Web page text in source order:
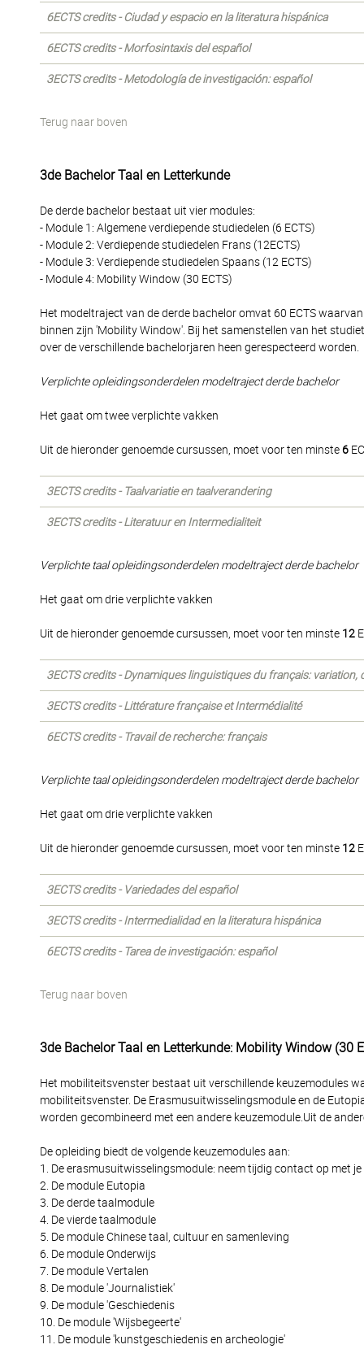
6ECTS credits - Ciudad y espacio en la literatura hispánica
6ECTS credits - Morfosintaxis del español
3ECTS credits - Metodología de investigación: español
Terug naar boven
3de Bachelor Taal en Letterkunde
De derde bachelor bestaat uit vier modules:
- Module 1: Algemene verdiepende studiedelen (6 ECTS)
- Module 2: Verdiepende studiedelen Frans (12ECTS)
- Module 3: Verdiepende studiedelen Spaans (12 ECTS)
- Module 4: Mobility Window (30 ECTS)
Het modeltraject van de derde bachelor omvat 60 ECTS
binnen zijn 'Mobility Window'. Bij het samenstellen van het
over de verschillende bachelorjaren heen gerespecteerd worden.
Verplichte opleidingsonderdelen modeltraject derde bachelor
Het gaat om twee verplichte vakken
Uit de hieronder genoemde cursussen, moet voor ten minste6
3ECTS credits - Taalvariatie en taalverandering
3ECTS credits - Literatuur en Intermedialiteit
Verplichte taal opleidingsonderdelen modeltraject derde bachelor
Het gaat om drie verplichte vakken
Uit de hieronder genoemde cursussen, moet voor ten minste 12
3ECTS credits - Dynamiques linguistiques du français: variation,
3ECTS credits - Littérature française et Intermédialité
6ECTS credits - Travail de recherche: français
Verplichte taal opleidingsonderdelen modeltraject derde bachelor
Het gaat om drie verplichte vakken
Uit de hieronder genoemde cursussen, moet voor ten minste 12
3ECTS credits - Variedades del español
3ECTS credits - Intermedialidad en la literatura hispánica
6ECTS credits - Tarea de investigación: español
Terug naar boven
3de Bachelor Taal en Letterkunde: Mobility Window (30
Het mobiliteitsvenster bestaat uit verschillende keuzemodules
mobiliteitsvenster. De Erasmusuitwisselingsmodule en de
worden gecombineerd met een andere keuzemodule.Uit de
De opleiding biedt de volgende keuzemodules aan:
1. De erasmusuitwisselingsmodule: neem tijdig contact op met
2. De module Eutopia
3. De derde taalmodule
4. De vierde taalmodule
5. De module Chinese taal, cultuur en samenleving
6. De module Onderwijs
7. De module Vertalen
8. De module 'Journalistiek'
9. De module 'Geschiedenis
10. De module 'Wijsbegeerte'
11. De module 'kunstgeschiedenis en archeologie'